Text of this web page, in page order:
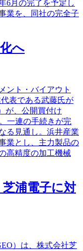
6月の完了を予定し
業を、同社の完全子
へ
ント・バイアウト
表である武藤氏が
が、公開買付け
一連の手続きが完
る見通し。浜井産業
業とし、主力製品の
高精度の加工機械
浦電子に対
）は、株式会社芝